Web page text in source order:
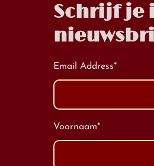
Schrijf je
Email Address*
Voornaam*